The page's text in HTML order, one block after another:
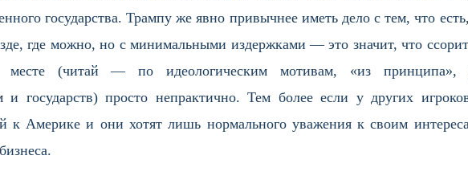
государства. Трампу же явно привычнее иметь дело с тем, что
где можно, но с минимальными издержками — это значит, что
месте (читай — по идеологическим мотивам, «из принципа»,
государств) просто непрактично. Тем более если у других
к Америке и они хотят лишь нормального уважения к своим